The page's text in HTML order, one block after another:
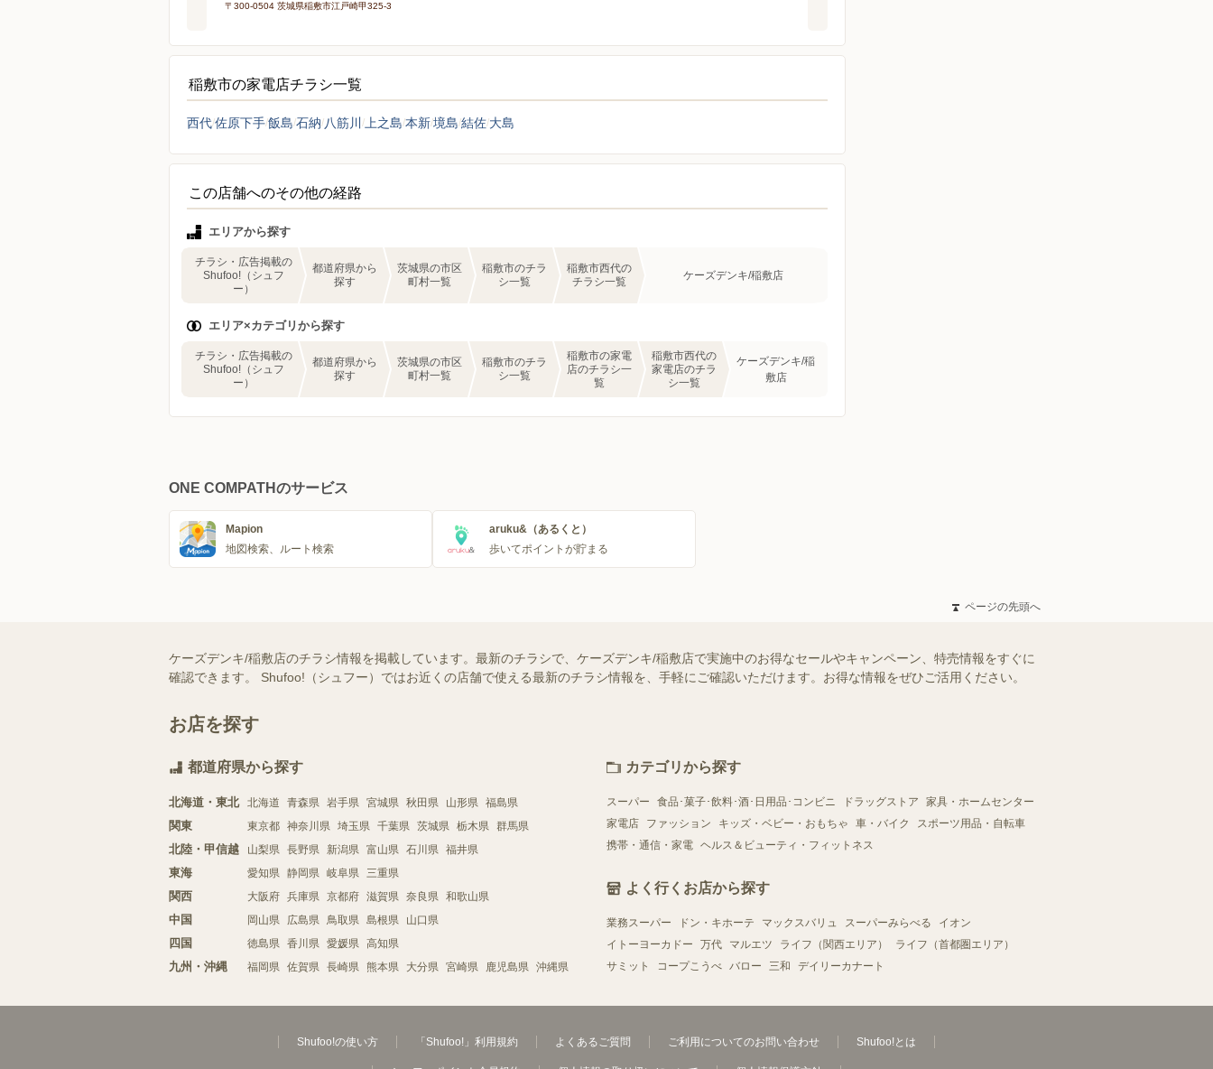
〒300-0504 茨城県稲敷市江戸崎甲325-3
稲敷市の家電店チラシ一覧
西代佐原下手飯島 石納 八筋川 上之島 本新境島 結佐 大島
この店舗へのその他の経路
エリアから探す
チラシ・広告掲載の
Shufoo!（シュフ
ー）
都道府県から
探す
茨城県の市区
町村一覧
稲敷市のチラ
シ一覧
稲敷市西代の
チラシ一覧
ケーズデンキ/稲敷店
エリア×カテゴリから探す
チラシ・広告掲載の
Shufoo!（シュフ
ー）
都道府県から
探す
茨城県の市区
町村一覧
稲敷市のチラ
シ一覧
稲敷市の家電
店のチラシ一
覧
稲敷市西代の
家電店のチラ
シ一覧
ケーズデンキ/稲
敷店
ONE COMPATHのサービス
Mapion
地図検索、ルート検索
aruku&（あるくと）
歩いてポイントが貯まる
ページの先頭へ
ケーズデンキ/稲敷店のチラシ情報を掲載しています。最新のチラシで、ケーズデンキ/稲敷店で実施中のお得なセールやキャンペーン、特売情報をすぐに
確認できます。 Shufoo!（シュフー）ではお近くの店舗で使える最新のチラシ情報を、手軽にご確認いただけます。お得な情報をぜひご活用ください。
お店を探す
都道府県から探す
北海道・東北 北海道 青森県 岩手県 宮城県 秋田県 山形県 福島県
関東 東京都 神奈川県 埼玉県 千葉県 茨城県 栃木県 群馬県
北陸・甲信越 山梨県 長野県 新潟県 富山県 石川県 福井県
東海 愛知県 静岡県 岐阜県 三重県
関西 大阪府 兵庫県 京都府 滋賀県 奈良県 和歌山県
中国 岡山県 広島県 鳥取県 島根県 山口県
四国 徳島県 香川県 愛媛県 高知県
九州・沖縄 福岡県 佐賀県 長崎県 熊本県 大分県 宮崎県 鹿児島県 沖縄県
カテゴリから探す
スーパー 食品･菓子･飲料･酒･日用品･コンビニ ドラッグストア
家具・ホームセンター
家電店
ファッション キッズ・ベビー・おもちゃ 車・バイク
スポーツ用品・自転車
携帯・通信・家電 ヘルス＆ビューティ・フィットネス
よく行くお店から探す
業務スーパー ドン・キホーテ マックスバリュ スーパーみらべる
イオン
イトーヨーカドー
万代 マルエツ ライフ（関西エリア）
ライフ（首都圏エリア）
サミット
コープこうべ バロー 三和 デイリーカナート
Shufoo!の使い方 「Shufoo!」利用規約 よくあるご質問 ご利用についてのお問い合わせ Shufoo!とは